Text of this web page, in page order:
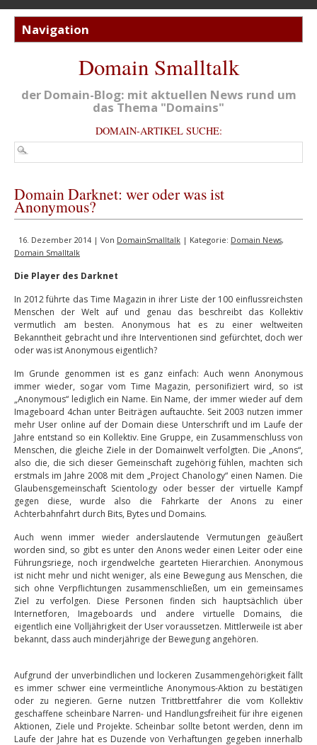
Domain Smalltalk
der Domain-Blog: mit aktuellen News rund um
das Thema "Domains"
DOMAIN-ARTIKEL SUCHE:
Domain Darknet: wer oder was ist
Anonymous?
16. Dezember 2014 | Von DomainSmalltalk | Kategorie: Domain News,
Domain Smalltalk
Die Player des Darknet
In 2012 führte das Time Magazin in ihrer Liste der 100 einflussreichsten
Menschen der Welt auf und genau das beschreibt das Kollektiv
vermutlich am besten. Anonymous hat es zu einer weltweiten
Bekanntheit gebracht und ihre Interventionen sind gefürchtet, doch wer
oder was ist Anonymous eigentlich?
Im Grunde genommen ist es ganz einfach: Auch wenn Anonymous
immer wieder, sogar vom Time Magazin, personifiziert wird, so ist
„Anonymous“ lediglich ein Name. Ein Name, der immer wieder auf dem
Imageboard 4chan unter Beiträgen auftauchte. Seit 2003 nutzen immer
mehr User online auf der Domain diese Unterschrift und im Laufe der
Jahre entstand so ein Kollektiv. Eine Gruppe, ein Zusammenschluss von
Menschen, die gleiche Ziele in der Domainwelt verfolgten. Die „Anons“,
also die, die sich dieser Gemeinschaft zugehörig fühlen, machten sich
erstmals im Jahre 2008 mit dem „Project Chanology“ einen Namen. Die
Glaubensgemeinschaft Scientology oder besser der virtuelle Kampf
gegen diese, wurde also die Fahrkarte der Anons zu einer
Achterbahnfahrt durch Bits, Bytes und Domains.
Auch wenn immer wieder anderslautende Vermutungen geäußert
worden sind, so gibt es unter den Anons weder einen Leiter oder eine
Führungsriege, noch irgendwelche gearteten Hierarchien. Anonymous
ist nicht mehr und nicht weniger, als eine Bewegung aus Menschen, die
sich ohne Verpflichtungen zusammenschließen, um ein gemeinsames
Ziel zu verfolgen. Diese Personen finden sich hauptsächlich über
Internetforen, Imageboards und andere virtuelle Domains, die
eigentlich eine Volljährigkeit der User voraussetzen. Mittlerweile ist aber
bekannt, dass auch minderjährige der Bewegung angehören.
Aufgrund der unverbindlichen und lockeren Zusammengehörigkeit fällt
es immer schwer eine vermeintliche Anonymous-Aktion zu bestätigen
oder zu negieren. Gerne nutzen Trittbrettfahrer die vom Kollektiv
geschaffene scheinbare Narren- und Handlungsfreiheit für ihre eigenen
Aktionen, Ziele und Projekte. Scheinbar sollte betont werden, denn im
Laufe der Jahre hat es Duzende von Verhaftungen gegeben innerhalb